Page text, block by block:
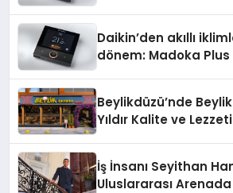
Daikin’den akıllı
dönem: Madoka Plus
Beylikdüzü’nde
Yıldır Kalite ve
İş İnsanı Seyithan
Uluslararası Arenada